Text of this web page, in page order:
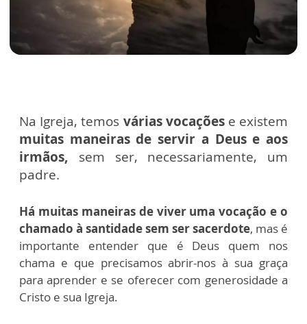
Na Igreja, temos várias vocaçõese existem
muitas maneiras de servir a Deus e aos
irmãos, sem ser, necessariamente, um
padre.
Há muitas maneiras de viver uma vocação e o
chamado à santidade sem ser sacerdote, mas é
importante entender que é Deus quem nos
chama e que precisamos abrir-nos à sua graça
para aprender e se oferecer com generosidade a
Cristo e sua Igreja.